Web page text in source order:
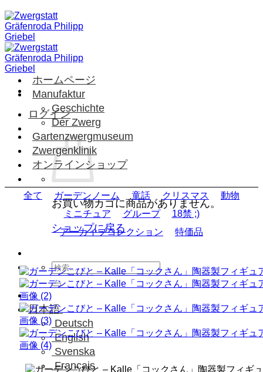
Skip
to
content
ログイン
お買い物カゴに商品がありません。
ショップに戻る
検
索
対
象:
日本語
Deutsch
English
Svenska
Français
ホームページ
Manufaktur
Geschichte
Der Zwerg
Gartenzwergmuseum
Zwergenklinik
オンラインショップ
全て ガーデンノーム 童話 クリスマス
動物
ミニチュア
グループ
18禁 ;)
アーカイブコレクション
特価品